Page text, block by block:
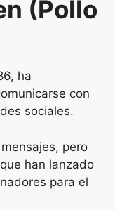
(Pollo
ha
con
sociales.
pero
han lanzado
para el